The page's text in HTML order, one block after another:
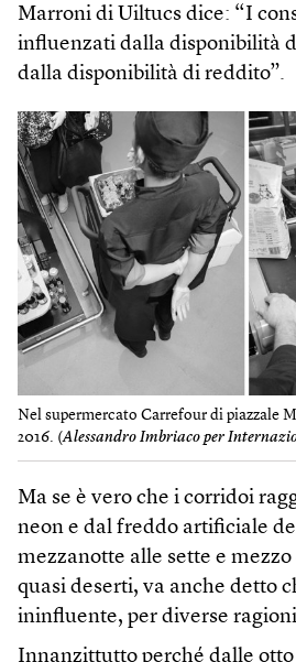
Marroni di Uiltucs dice: “I
influenzati dalla disponibilità
dalla disponibilità di reddito”.
Nel supermercato Carrefour di piazzale
2016. (Alessandro Imbriaco per
Ma se è vero che i corridoi
neon e dal freddo artificiale
mezzanotte alle sette e
quasi deserti, va anche detto
ininfluente, per diverse
Innanzittutto perché dalle